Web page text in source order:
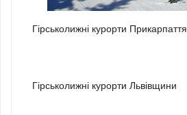
Гірськолижні курорти Прикарпаття
Гірськолижні курорти Львівщини